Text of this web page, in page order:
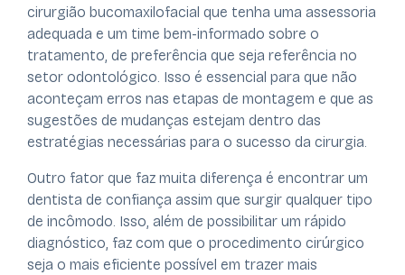
cirurgião bucomaxilofacial que tenha uma assessoria
adequada e um time bem-informado sobre o
tratamento, de preferência que seja referência no
setor odontológico. Isso é essencial para que não
aconteçam erros nas etapas de montagem e que as
sugestões de mudanças estejam dentro das
estratégias necessárias para o sucesso da cirurgia.
Outro fator que faz muita diferença é encontrar um
dentista de confiança assim que surgir qualquer tipo
de incômodo. Isso, além de possibilitar um rápido
diagnóstico, faz com que o procedimento cirúrgico
seja o mais eficiente possível em trazer mais